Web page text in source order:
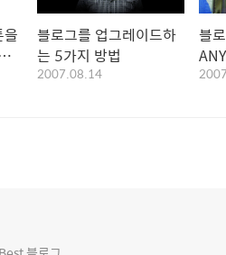
블로그를 업그레이드하
는 5가지 방법
2007.08.14
블